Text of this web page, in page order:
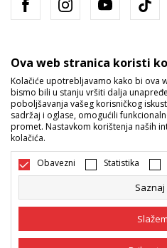
Bosna i Hercegovina
Nastojimo da budemo što
i bez grešaka. Svi artikli prikazani
podrazumijeva da su dostupni u
Ova web stranica koristi
Kolačiće upotrebljavamo kako bi ova
bismo bili u stanju vršiti dalja
poboljšavanja vašeg korisničkog
sadržaj i oglase, omogućili
promet. Nastavkom korištenja naših
kolačića.
Obavezni Statistika
Saznaj